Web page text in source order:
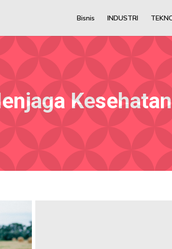
Bisnis INDUSTRI